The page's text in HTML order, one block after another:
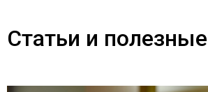
Статьи и